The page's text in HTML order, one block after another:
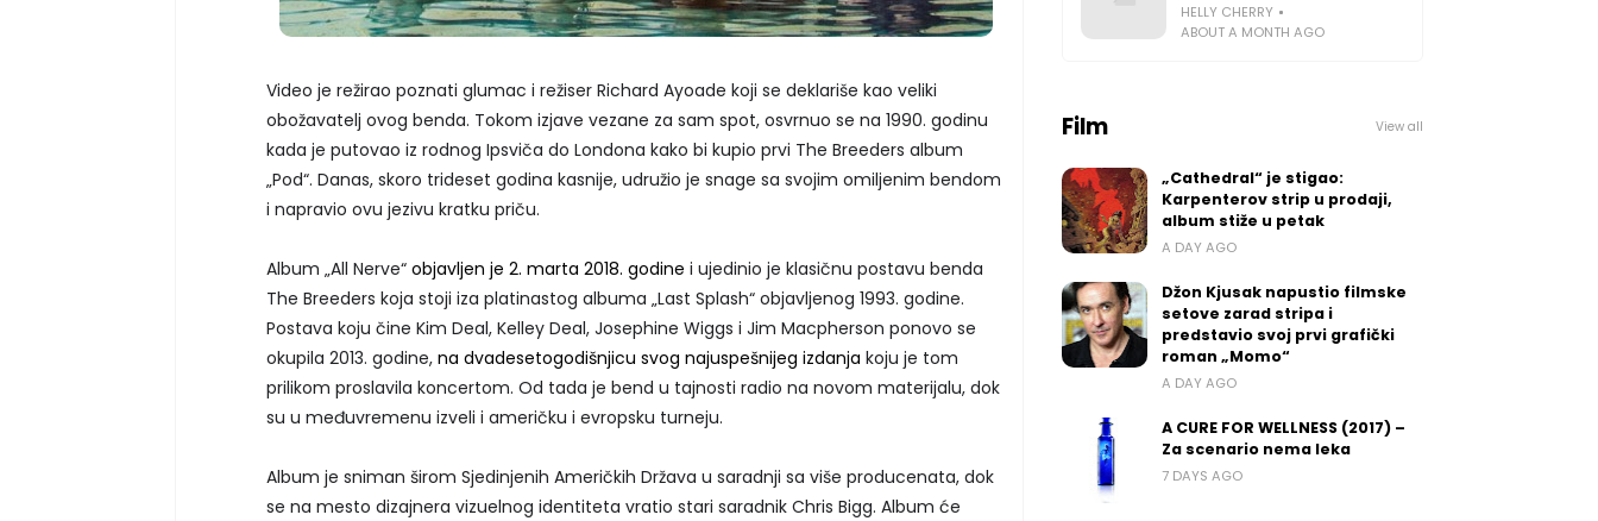
Video je režirao poznati glumac i režiser Richard Ayoade koji se deklariše kao veliki
obožavatelj ovog benda. Tokom izjave vezane za sam spot, osvrnuo se na 1990. godinu
kada je putovao iz rodnog Ipsviča do Londona kako bi kupio prvi The Breeders album
„Pod“. Danas, skoro trideset godina kasnije, udružio je snage sa svojim omiljenim bendom
i napravio ovu jezivu kratku priču.
Album „All Nerve“ objavljen je 2. marta 2018. godine i ujedinio je klasičnu postavu benda
The Breeders koja stoji iza platinastog albuma „Last Splash“ objavljenog 1993. godine.
Postava koju čine Kim Deal, Kelley Deal, Josephine Wiggs i Jim Macpherson ponovo se
okupila 2013. godine, na dvadesetogodišnjicu svog najuspešnijeg izdanja koju je tom
prilikom proslavila koncertom. Od tada je bend u tajnosti radio na novom materijalu, dok
su u međuvremenu izveli i američku i evropsku turneju.
Album je sniman širom Sjedinjenih Američkih Država u saradnji sa više producenata, dok
se na mesto dizajnera vizuelnog identiteta vratio stari saradnik Chris Bigg. Album će
HELLY CHERRY
ABOUT A MONTH AGO
Film View all
„Cathedral“ je stigao:
Karpenterov strip u prodaji,
album stiže u petak
A DAY AGO
Džon Kjusak napustio filmske
setove zarad stripa i
predstavio svoj prvi grafički
roman „Momo“
A DAY AGO
A CURE FOR WELLNESS (2017) –
Za scenario nema leka
7 DAYS AGO